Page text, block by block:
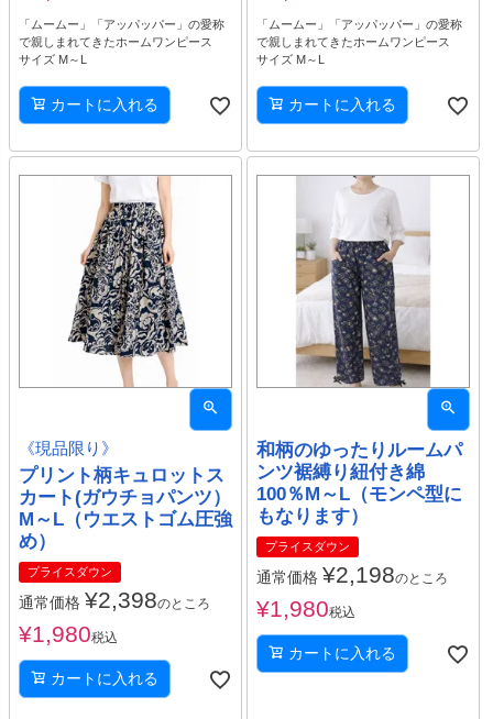
「ムームー」「アッパッパー」の愛称
で親しまれてきたホームワンピース
サイズ M～L
カートに入れる
「ムームー」「アッパッパー」の愛称
で親しまれてきたホームワンピース
サイズ M～L
カートに入れる
《現品限り》
プリント柄キュロットス
カート(ガウチョパンツ）
M～L（ウエストゴム圧強
め）
プライスダウン
通常価格 ¥2,398のところ
¥1,980税込
カートに入れる
和柄のゆったりルームパ
ンツ裾縛り紐付き綿
100％M～L（モンペ型に
もなります）
プライスダウン
通常価格 ¥2,198のところ
¥1,980税込
カートに入れる